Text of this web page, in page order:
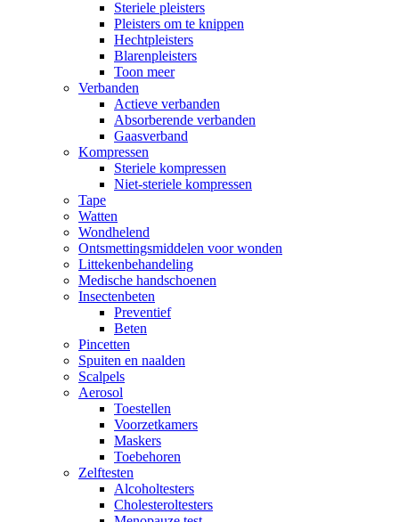
Steriele pleisters
Pleisters om te knippen
Hechtpleisters
Blarenpleisters
Toon meer
Verbanden
Actieve verbanden
Absorberende verbanden
Gaasverband
Kompressen
Steriele kompressen
Niet-steriele kompressen
Tape
Watten
Wondhelend
Ontsmettingsmiddelen voor wonden
Littekenbehandeling
Medische handschoenen
Insectenbeten
Preventief
Beten
Pincetten
Spuiten en naalden
Scalpels
Aerosol
Toestellen
Voorzetkamers
Maskers
Toebehoren
Zelftesten
Alcoholtesters
Cholesteroltesters